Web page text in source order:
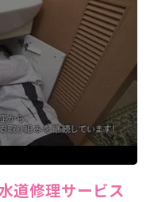
道修理サービス